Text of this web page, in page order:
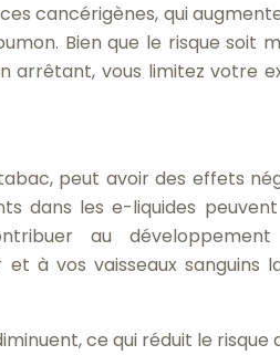
cancérigènes, qui
Bien que le risque soit
arrêtant, vous limitez votre
peut avoir des effets
dans les e-liquides
au développement
à vos vaisseaux sanguins
ce qui réduit le risque